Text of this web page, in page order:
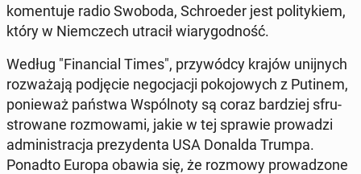
ko­men­tu­je radio Swoboda, Schro­eder jest po­li­ty­kiem,
który w Niem­czech utracił wia­ry­god­ność.
Według "Fi­nan­cial Times", przy­wód­cy krajów unij­nych
roz­wa­ża­ją pod­ję­cie ne­go­cja­cji po­ko­jo­wych z Putinem,
po­nie­waż państwa Wspól­no­ty są coraz bar­dziej sfru­
stro­wa­ne roz­mo­wa­mi, jakie w tej sprawie pro­wa­dzi
ad­mi­ni­stra­cja pre­zy­den­ta USA Donalda Trumpa.
Ponadto Europa obawia się, że rozmowy pro­wa­dzo­ne